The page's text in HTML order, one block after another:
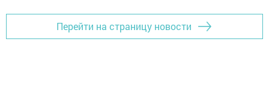
Перейти на страницу новости